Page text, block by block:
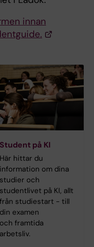
innan
Student på KI
Här hittar du
information om dina
studier och
studentlivet på KI, allt
från studiestart - till
din examen
och framtida
arbetsliv.